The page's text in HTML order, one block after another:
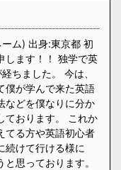
ム) 出身:東京都 初
します！！ 独学で英
ちました。 今は、
僕が学んで来た英語
などを僕なりに分か
ております。 これか
てる方や英語初心者
続けて行ける様に
思っております。